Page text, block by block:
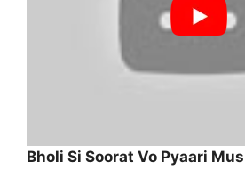
Bholi Si Soorat Vo Pyaari